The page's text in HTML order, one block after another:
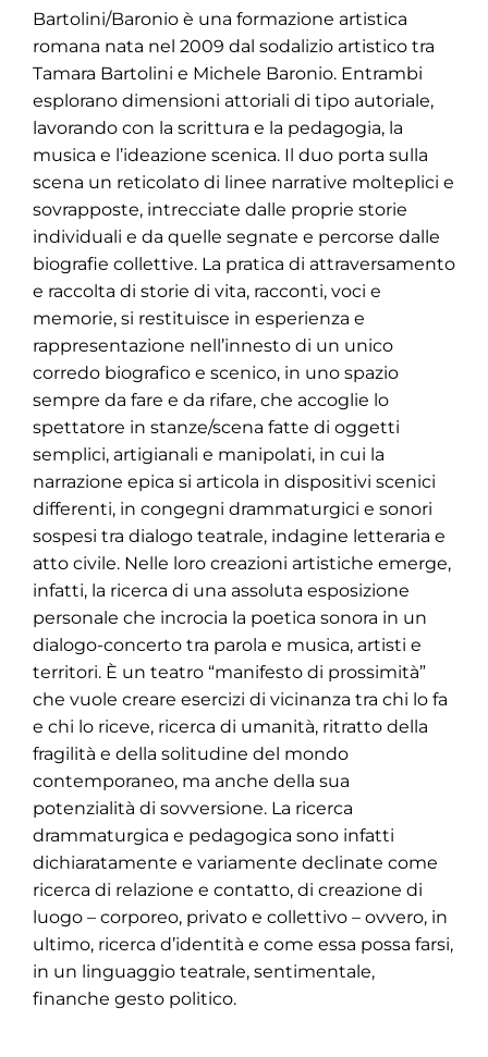
Bartolini/Baronio è una formazione artistica
romana nata nel 2009 dal sodalizio artistico tra
Tamara Bartolini e Michele Baronio. Entrambi
esplorano dimensioni attoriali di tipo autoriale,
lavorando con la scrittura e la pedagogia, la
musica e l’ideazione scenica. Il duo porta sulla
scena un reticolato di linee narrative molteplici e
sovrapposte, intrecciate dalle proprie storie
individuali e da quelle segnate e percorse dalle
biografie collettive. La pratica di attraversamento
e raccolta di storie di vita, racconti, voci e
memorie, si restituisce in esperienza e
rappresentazione nell’innesto di un unico
corredo biografico e scenico, in uno spazio
sempre da fare e da rifare, che accoglie lo
spettatore in stanze/scena fatte di oggetti
semplici, artigianali e manipolati, in cui la
narrazione epica si articola in dispositivi scenici
differenti, in congegni drammaturgici e sonori
sospesi tra dialogo teatrale, indagine letteraria e
atto civile. Nelle loro creazioni artistiche emerge,
infatti, la ricerca di una assoluta esposizione
personale che incrocia la poetica sonora in un
dialogo-concerto tra parola e musica, artisti e
territori. È un teatro “manifesto di prossimità”
che vuole creare esercizi di vicinanza tra chi lo fa
e chi lo riceve, ricerca di umanità, ritratto della
fragilità e della solitudine del mondo
contemporaneo, ma anche della sua
potenzialità di sovversione. La ricerca
drammaturgica e pedagogica sono infatti
dichiaratamente e variamente declinate come
ricerca di relazione e contatto, di creazione di
luogo – corporeo, privato e collettivo – ovvero, in
ultimo, ricerca d’identità e come essa possa farsi,
in un linguaggio teatrale, sentimentale,
finanche gesto politico.